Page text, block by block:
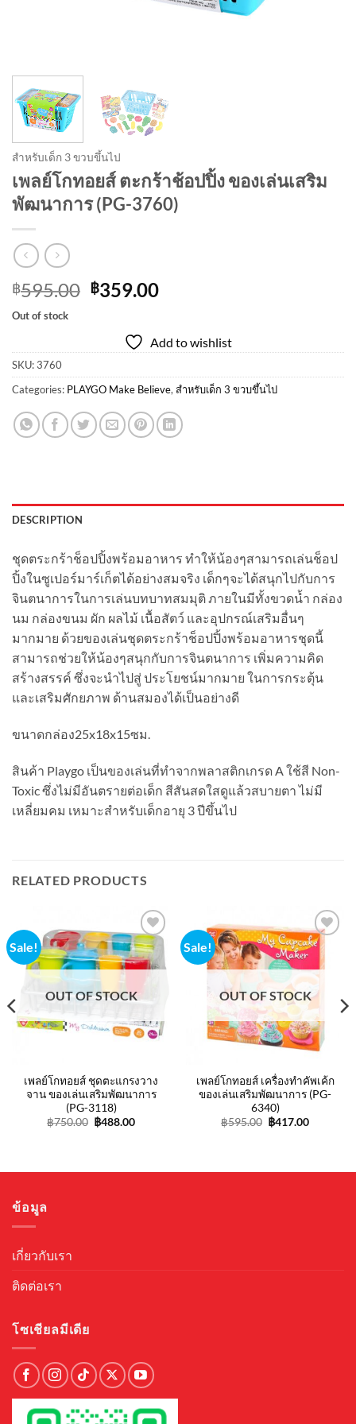
สำหรับเด็ก 3 ขวบขึ้นไป
เพลย์โกทอยส์ ตะกร้าช้อปปิ้ง ของเล่นเสริม
พัฒนาการ (PG-3760)
฿595.00 Original
฿595.00.
฿359.00Current
฿359.00.
Out of stock
Add to wishlist
SKU:3760
Categories: PLAYGO Make Believe, สำหรับเด็ก 3 ขวบขึ้นไป
DESCRIPTION
ชุดตระกร้าช็อปปิ้งพร้อมอาหาร ทำให้น้องๆสามารถเล่นช็อป
ปิ้งในซูเปอร์มาร์เก็ตได้อย่างสมจริง เด็กๆจะได้สนุกไปกับการ
จินตนาการในการเล่นบทบาทสมมุติ ภายในมีทั้งขวดน้ำ กล่อง
นม กล่องขนม ผัก ผลไม้ เนื้อสัตว์ และอุปกรณ์เสริมอื่นๆ
มากมาย ด้วยของเล่นชุดตระกร้าช็อปปิ้งพร้อมอาหารชุดนี้
สามารถช่วยให้น้องๆสนุกกับการจินตนาการ เพิ่มความคิด
สร้างสรรค์ ซึ่งจะนำไปสู่ ประโยชน์มากมาย ในการกระตุ้น
และเสริมศักยภาพ ด้านสมองได้เป็นอย่างดี
ขนาดกล่อง25x18x15ซม.
สินค้า Playgo เป็นของเล่นที่ทำจากพลาสติกเกรด A ใช้สี Non-
Toxic ซึ่งไม่มีอันตรายต่อเด็ก สีสันสดใสดูแล้วสบายตา ไม่มี
เหลี่ยมคม เหมาะสำหรับเด็กอายุ 3 ปีขึ้นไป
RELATED PRODUCTS
Sale!
Add to
wishlist
OUT OF STOCK
เพลย์โกทอยส์ ชุดตะแกรงวาง
จาน ของเล่นเสริมพัฒนาการ
(PG-3118)
฿750.00 Original
price
฿488.00Current
Sale!
Add to
wishlist
OUT OF STOCK
เพลย์โกทอยส์ เครื่องทำคัพเค้ก
ของเล่นเสริมพัฒนาการ (PG-
6340)
฿595.00 Original
price
฿417.00Current
ข้อมูล
เกี่ยวกับเรา
ติดต่อเรา
โซเชียลมีเดีย